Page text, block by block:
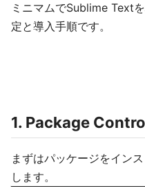
ミニマムでSublime Text
定と導入手順です。
1. Package
まずはパッケージをイン
します。